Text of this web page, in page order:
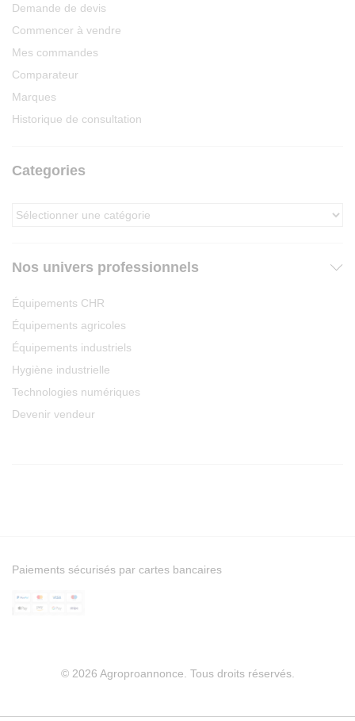
Demande de devis
Commencer à vendre
Mes commandes
Comparateur
Marques
Historique de consultation
Categories
Nos univers professionnels
Équipements CHR
Équipements agricoles
Équipements industriels
Hygiène industrielle
Technologies numériques
Devenir vendeur
© 2026 Agroproannonce. Tous droits réservés.
Paiements sécurisés par cartes bancaires